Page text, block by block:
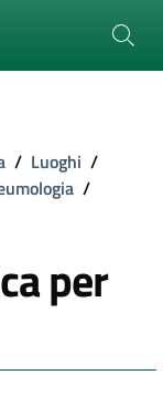
/ Luoghi /
/
per